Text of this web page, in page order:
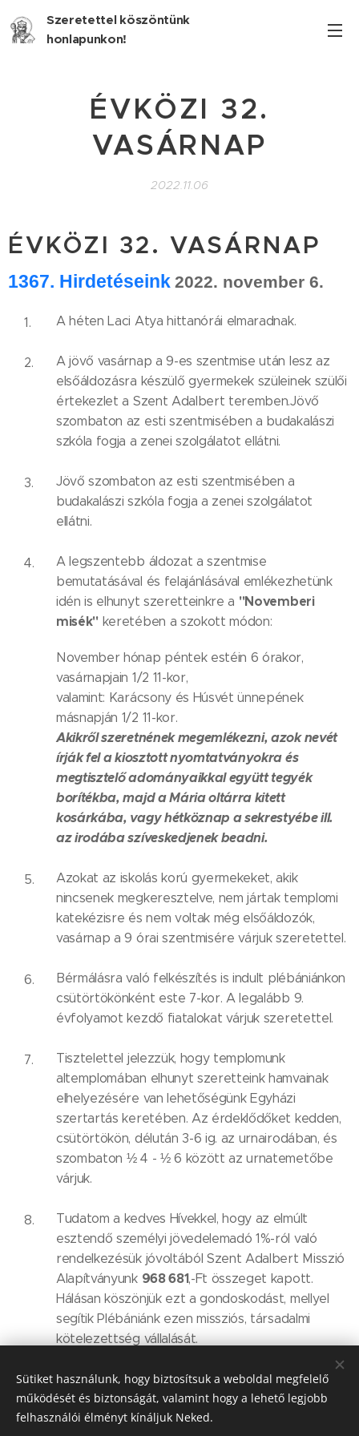
Szeretettel köszöntünk
honlapunkon!
ÉVKÖZI 32.
VASÁRNAP
2022.11.06
ÉVKÖZI 32. VASÁRNAP
1367. Hirdetéseink 2022. november 6.
A héten Laci Atya hittanórái elmaradnak.
A jövő vasárnap a 9-es szentmise után lesz az
elsőáldozásra készülő gyermekek szüleinek szülői
értekezlet a Szent Adalbert teremben.Jövő
szombaton az esti szentmisében a budakalászi
szkóla fogja a zenei szolgálatot ellátni.
Jövő szombaton az esti szentmisében a
budakalászi szkóla fogja a zenei szolgálatot
ellátni.
A legszentebb áldozat a szentmise
bemutatásával és felajánlásával emlékezhetünk
idén is elhunyt szeretteinkre a "Novemberi
misék" keretében a szokott módon:
November hónap péntek estéin 6 órakor,
vasárnapjain 1/2 11-kor,
valamint: Karácsony és Húsvét ünnepének
másnapján 1/2 11-kor.
Akikről szeretnének megemlékezni, azok nevét
írják fel a kiosztott nyomtatványokra és
megtisztelő adományaikkal együtt tegyék
borítékba, majd a Mária oltárra kitett
kosárkába, vagy hétköznap a sekrestyébe ill.
az irodába szíveskedjenek beadni.
Azokat az iskolás korú gyermekeket, akik
nincsenek megkeresztelve, nem jártak templomi
katekézisre és nem voltak még elsőáldozók,
vasárnap a 9 órai szentmisére várjuk szeretettel.
Bérmálásra való felkészítés is indult plébániánkon
csütörtökönként este 7-kor. A legalább 9.
évfolyamot kezdő fiatalokat várjuk szeretettel.
Tisztelettel jelezzük, hogy templomunk
altemplomában elhunyt szeretteink hamvainak
elhelyezésére van lehetőségünk Egyházi
szertartás keretében. Az érdeklődőket kedden,
csütörtökön, délután 3-6 ig. az urnairodában, és
szombaton ½ 4 - ½ 6 között az urnatemetőbe
várjuk.
Tudatom a kedves Hívekkel, hogy az elmúlt
esztendő személyi jövedelemadó 1%-ról való
rendelkezésük jóvoltából Szent Adalbert Misszió
Alapítványunk 968 681,-Ft összeget kapott.
Hálásan köszönjük ezt a gondoskodást, mellyel
segítik Plébániánk ezen missziós, társadalmi
kötelezettség vállalását.
Sütiket használunk, hogy biztosítsuk a weboldal megfelelő
működését és biztonságát, valamint hogy a lehető legjobb
felhasználói élményt kínáljuk Neked.